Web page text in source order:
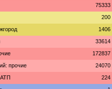
75333
200
1406
33614
172837
прочие 24070
224